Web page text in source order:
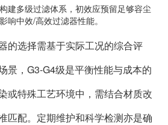
建多级过滤体系，初效应预留足够容尘
响中效/高效过滤器性能。
的选择需基于实际工况的综合评
景，G3-G4级是平衡性能与成本的
或特殊工艺环境中，需结合材质改
匹配。定期维护和科学检测亦是确